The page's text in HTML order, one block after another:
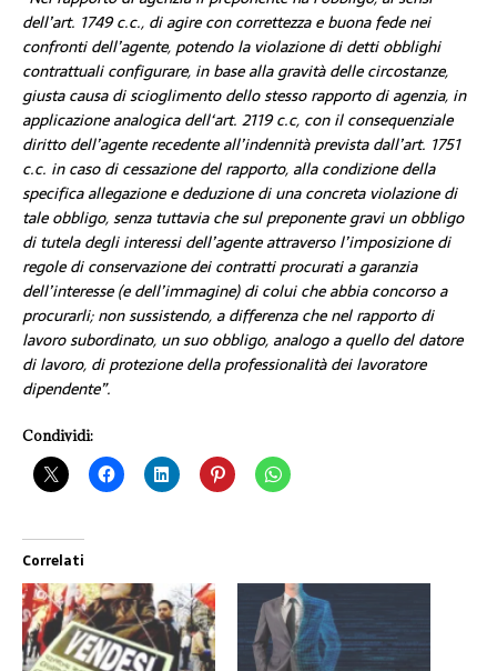
dell’art. 1749 c.c., di agire con correttezza e buona fede nei
confronti dell’agente, potendo la violazione di detti obblighi
contrattuali configurare, in base alla gravità delle circostanze,
giusta causa di scioglimento dello stesso rapporto di agenzia, in
applicazione analogica dell‘art. 2119 c.c, con il consequenziale
diritto dell’agente recedente all’indennità prevista dall’art. 1751
c.c. in caso di cessazione del rapporto, alla condizione della
specifica allegazione e deduzione di una concreta violazione di
tale obbligo, senza tuttavia che sul preponente gravi un obbligo
di tutela degli interessi dell’agente attraverso l’imposizione di
regole di conservazione dei contratti procurati a garanzia
dell’interesse (e dell’immagine) di colui che abbia concorso a
procurarli; non sussistendo, a differenza che nel rapporto di
lavoro subordinato, un suo obbligo, analogo a quello del datore
di lavoro, di protezione della professionalità dei lavoratore
dipendente”.
Condividi:
Correlati